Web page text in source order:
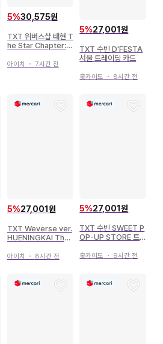
5%30,575원
TXT 위버스샵 태현 T
he Star Chapter:T
아이치 ・ 7시간 전
5%27,001원
TXT 수빈 D'FESTA
서울 트레이딩 카드
홋카이도 ・ 8시간 전
5%27,001원
TXT Weverse ver.
HUENINGKAI The
MPTATION
아이치 ・ 8시간 전
5%27,001원
TXT 수빈 SWEET P
OP-UP STORE 트
홋카이도 ・ 9시간 전